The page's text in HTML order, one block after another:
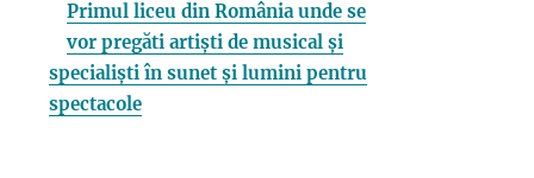
Primul liceu din România unde se
vor pregăti artiști de musical și
specialiști în sunet și lumini pentru
spectacole